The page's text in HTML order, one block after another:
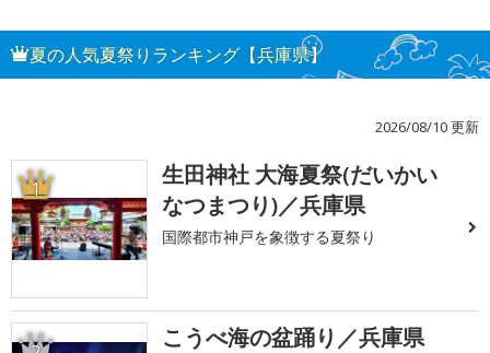
夏の人気夏祭りランキング【兵庫県】
2026/08/10 更新
1
生田神社 大海夏祭(だいかい
なつまつり)／兵庫県
国際都市神戸を象徴する夏祭り
こうべ海の盆踊り／兵庫県